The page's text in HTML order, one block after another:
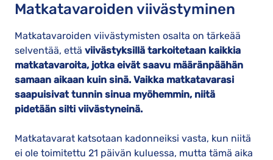
Matkatavaroiden viivästyminen
Matkatavaroiden viivästymisten osalta on tärkeää
selventää, että viivästyksillä tarkoitetaan kaikkia
matkatavaroita, jotka eivät saavu määränpäähän
samaan aikaan kuin sinä. Vaikka matkatavarasi
saapuisivat tunnin sinua myöhemmin, niitä
pidetään silti viivästyneinä.
Matkatavarat katsotaan kadonneiksi vasta, kun niitä
ei ole toimitettu 21 päivän kuluessa, mutta tämä aika